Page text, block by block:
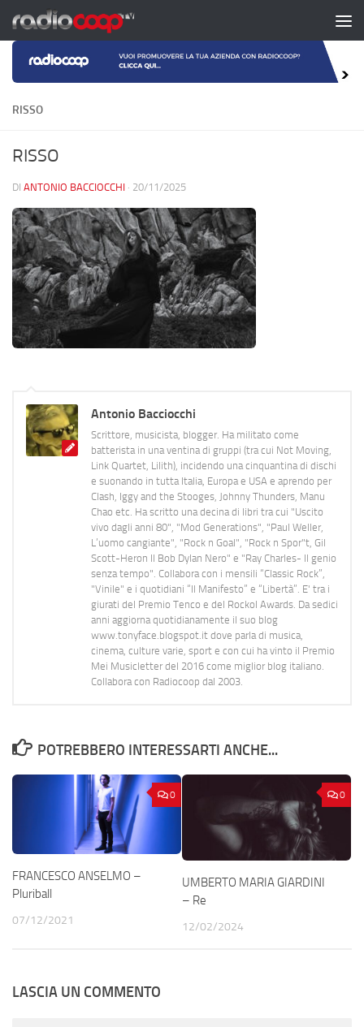
Salta al contenuto
RISSO
RISSO
DI ANTONIO BACCIOCCHI · 20/11/2025
Antonio Bacciocchi
Scrittore, musicista, blogger. Ha militato come
batterista in una ventina di gruppi (tra cui Not Moving,
Link Quartet, Lilith), incidendo una cinquantina di dischi
e suonando in tutta Italia, Europa e USA e aprendo per
Clash, Iggy and the Stooges, Johnny Thunders, Manu
Chao etc. Ha scritto una decina di libri tra cui "Uscito
vivo dagli anni 80", "Mod Generations", "Paul Weller,
L’uomo cangiante", "Rock n Goal", "Rock n Spor"t, Gil
Scott-Heron Il Bob Dylan Nero" e "Ray Charles- Il genio
senza tempo". Collabora con i mensili “Classic Rock”,
"Vinile" e i quotidiani “Il Manifesto” e “Libertà”. E' tra i
giurati del Premio Tenco e del Rockol Awards. Da sedici
anni aggiorna quotidianamente il suo blog
www.tonyface.blogspot.it dove parla di musica,
cinema, culture varie, sport e con cui ha vinto il Premio
Mei Musicletter del 2016 come miglior blog italiano.
Collabora con Radiocoop dal 2003.
POTREBBERO INTERESSARTI ANCHE...
0
FRANCESCO ANSELMO –
Pluriball
07/12/2021
0
UMBERTO MARIA GIARDINI
– Re
12/02/2024
LASCIA UN COMMENTO